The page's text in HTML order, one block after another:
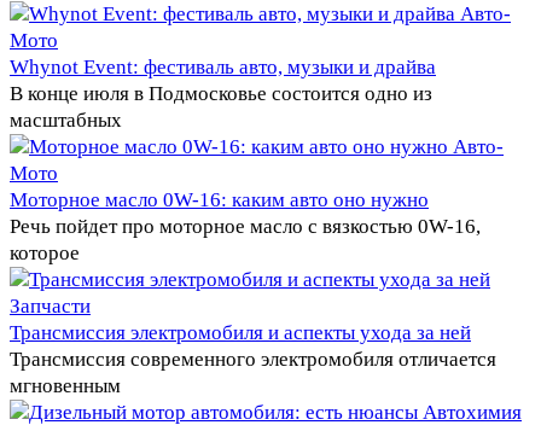
Авто-
Мото
Whynot Event: фестиваль авто, музыки и драйва
В конце июля в Подмосковье состоится одно из
масштабных
Авто-
Мото
Моторное масло 0W-16: каким авто оно нужно
Речь пойдет про моторное масло с вязкостью 0W-16,
которое
Запчасти
Трансмиссия электромобиля и аспекты ухода за ней
Трансмиссия современного электромобиля отличается
мгновенным
Автохимия